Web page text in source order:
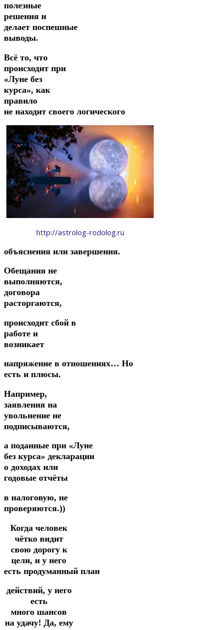
полезные
решения и
делает поспешные
выводы.
Всё то, что
происходит при
«Луне без
курса», как
правило
не находит своего логического
http://astrolog-rodolog.ru
объяснения или завершения.
Обещания не
выполняются,
договора
расторгаются,
происходит сбой в
работе и
возникает
напряжение в отношениях… Но
есть и плюсы.
Например,
заявления на
увольнение не
подписываются,
а поданные при «Луне
без курса» декларации
о доходах или
годовые отчёты
в налоговую, не
проверяются.))
Когда человек
чётко видит
свою дорогу к
цели, и у него
есть продуманный план
действий, у него
есть
много шансов
на удачу! Да, ему